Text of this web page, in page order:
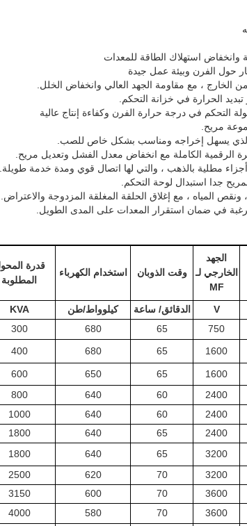
الجهد
الخارجي لـ
MF
وقت الذوبان استخدام الكهرباء
قدرة
المطلوبة
V الدقائق/ ساعة كيلوواط/طن
KVA
750
65
680
300
1600
65
680
400
1600
65
650
600
2400
60
640
800
2400
60
640
1000
2400
65
640
1800
3200
65
640
1800
3200
70
620
2500
3600
70
600
3150
3600
70
580
4000